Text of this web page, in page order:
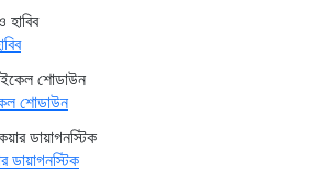
শোডাউন
ডায়াগনস্টিক